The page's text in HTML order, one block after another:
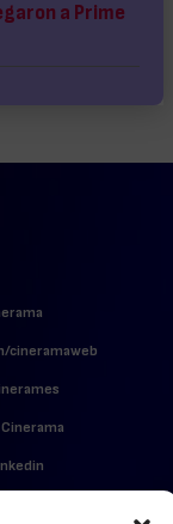
a Prime
cineramaweb